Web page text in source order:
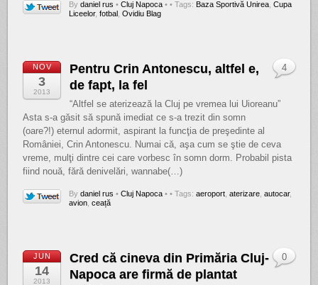
Bydaniel rus • Cluj Napoca • • Tags: Baza Sportivă Unirea ,Cupa
Liceelor,fotbal ,Ovidiu Blag
NOV
3
2013
Pentru Crin Antonescu, altfel e,
de fapt, la fel
“Altfel se aterizează la Cluj pe vremea lui Uioreanu”
Asta s-a găsit să spună imediat ce s-a trezit din somn
(oare?!) eternul adormit, aspirant la funcţia de preşedinte al
României, Crin Antonescu. Numai că, aşa cum se ştie de ceva
vreme, mulţi dintre cei care vorbesc în somn dorm. Probabil pista
fiind nouă, fără denivelări, wannabe(…)
Bydaniel rus • Cluj Napoca •
4
• Tags:aeroport ,aterizare ,autocar,
avion ,ceață
JUN
14
2013
Cred că cineva din Primăria Cluj-
Napoca are firmă de plantat
0